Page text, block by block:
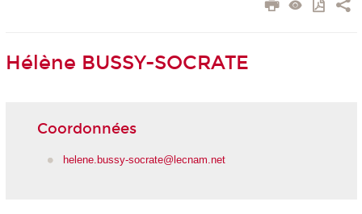
Hélène BUSSY-SOCRATE
Coordonnées
helene.bussy-socrate@lecnam.net